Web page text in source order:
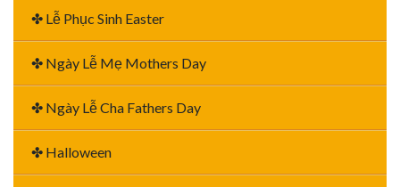
✤ Lễ Phục Sinh Easter
✤ Ngày Lễ Mẹ Mothers Day
✤ Ngày Lễ Cha Fathers Day
✤ Halloween